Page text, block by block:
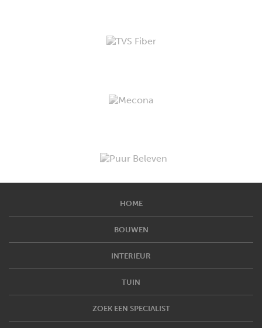
HOME
BOUWEN
INTERIEUR
TUIN
ZOEK EEN SPECIALIST